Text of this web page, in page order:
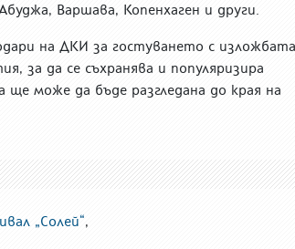
Варшава, Копенхаген и други.
на ДКИ за гостуването с
за да се съхранява и популяризира
може да бъде разгледана до края на
„Солей“,